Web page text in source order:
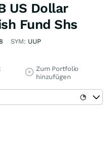
US Dollar
Fund Shs
SYM: UUP
Zum Portfolio
hinzufügen